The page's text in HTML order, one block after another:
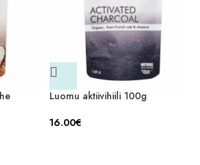
Luomu aktiivihiili 100g
16.00€